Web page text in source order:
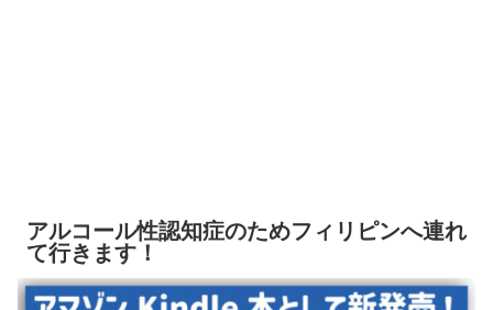
アルコール性認知症のためフィリピンへ連れ
て行きます！